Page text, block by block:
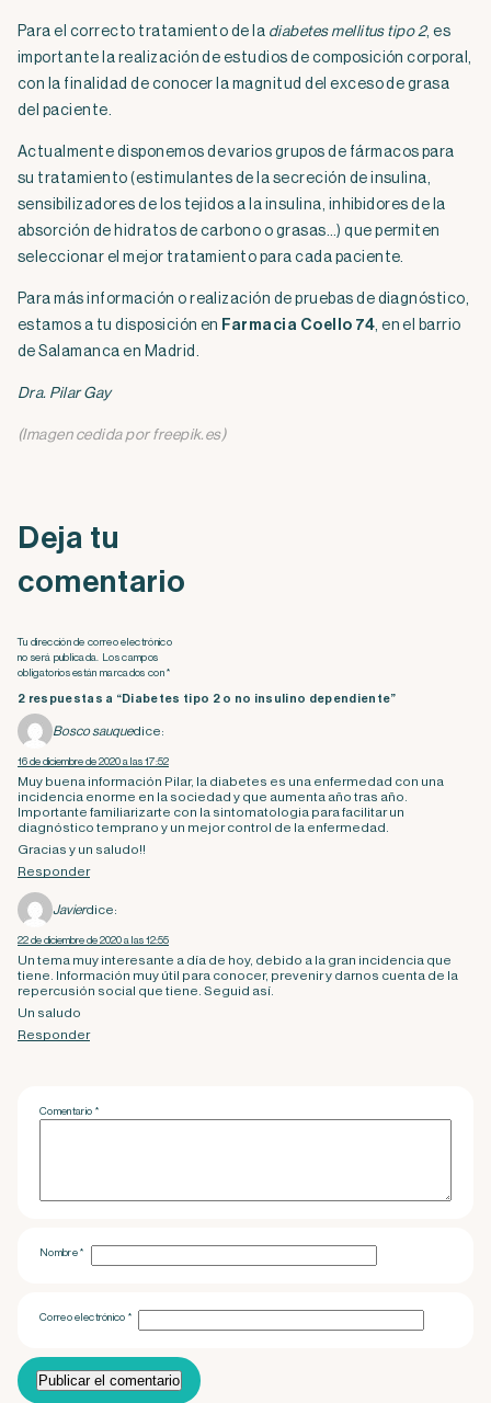
Para el correcto tratamiento de la diabetes mellitus tipo 2, es
importante la realización de estudios de composición corporal,
con la finalidad de conocer la magnitud del exceso de grasa
del paciente.
Actualmente disponemos de varios grupos de fármacos para
su tratamiento (estimulantes de la secreción de insulina,
sensibilizadores de los tejidos a la insulina, inhibidores de la
absorción de hidratos de carbono o grasas…) que permiten
seleccionar el mejor tratamiento para cada paciente.
Para más información o realización de pruebas de diagnóstico,
estamos a tu disposición en Farmacia Coello 74, en el barrio
de Salamanca en Madrid.
Dra. Pilar Gay
(Imagen cedida por freepik.es)
Deja tu
comentario
Tu dirección de correo electrónico
no será publicada. Los campos
obligatorios están marcados con *
2 respuestas a “Diabetes tipo 2 o no insulino dependiente”
Bosco sauquedice:
16 de diciembre de 2020 a las 17:52
Muy buena información Pilar, la diabetes es una enfermedad con una
incidencia enorme en la sociedad y que aumenta año tras año.
Importante familiarizarte con la sintomatologia para facilitar un
diagnóstico temprano y un mejor control de la enfermedad.
Gracias y un saludo!!
Responder
Javierdice:
22 de diciembre de 2020 a las 12:55
Un tema muy interesante a día de hoy, debido a la gran incidencia que
tiene. Información muy útil para conocer, prevenir y darnos cuenta de la
repercusión social que tiene. Seguid así.
Un saludo
Responder
Comentario *
Nombre*
Correo electrónico*